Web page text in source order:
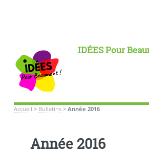
IDÉES Pour
Accueil > Bulletins> Année 2016
Année 2016